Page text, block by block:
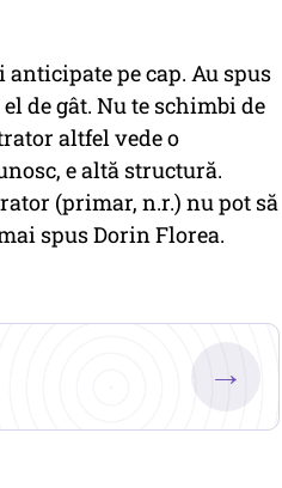
pe cap. Au spus
de gât. Nu te schimbi de
altfel vede o
e altă structură.
(primar, n.r.) nu pot să
spus Dorin Florea.
→